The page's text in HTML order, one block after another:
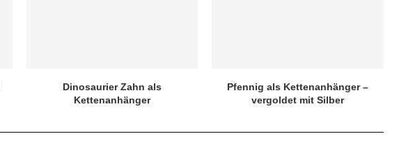
Dinosaurier Zahn als
Kettenanhänger
Pfennig als Kettenanhänger –
vergoldet mit Silber